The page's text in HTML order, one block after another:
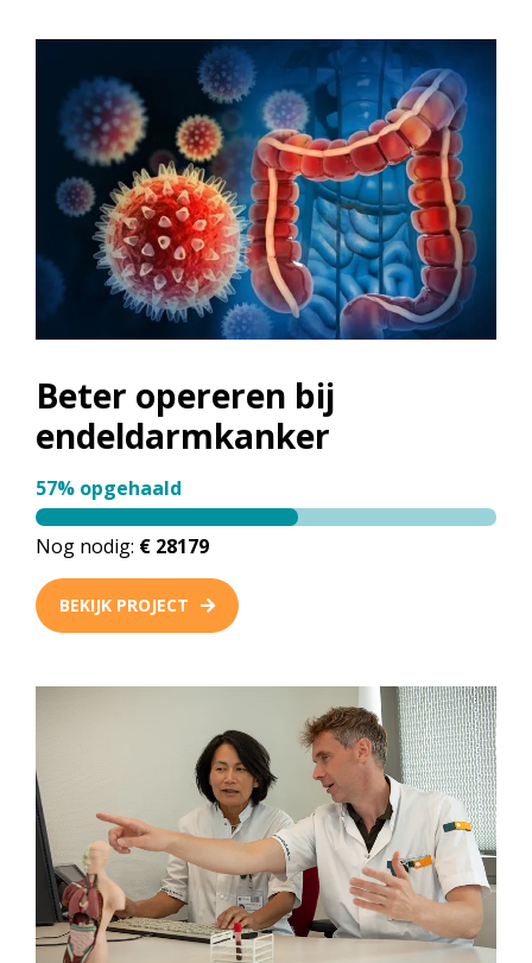
Beter opereren bij
endeldarmkanker
57% opgehaald
Nog nodig: € 28179
BEKIJK PROJECT